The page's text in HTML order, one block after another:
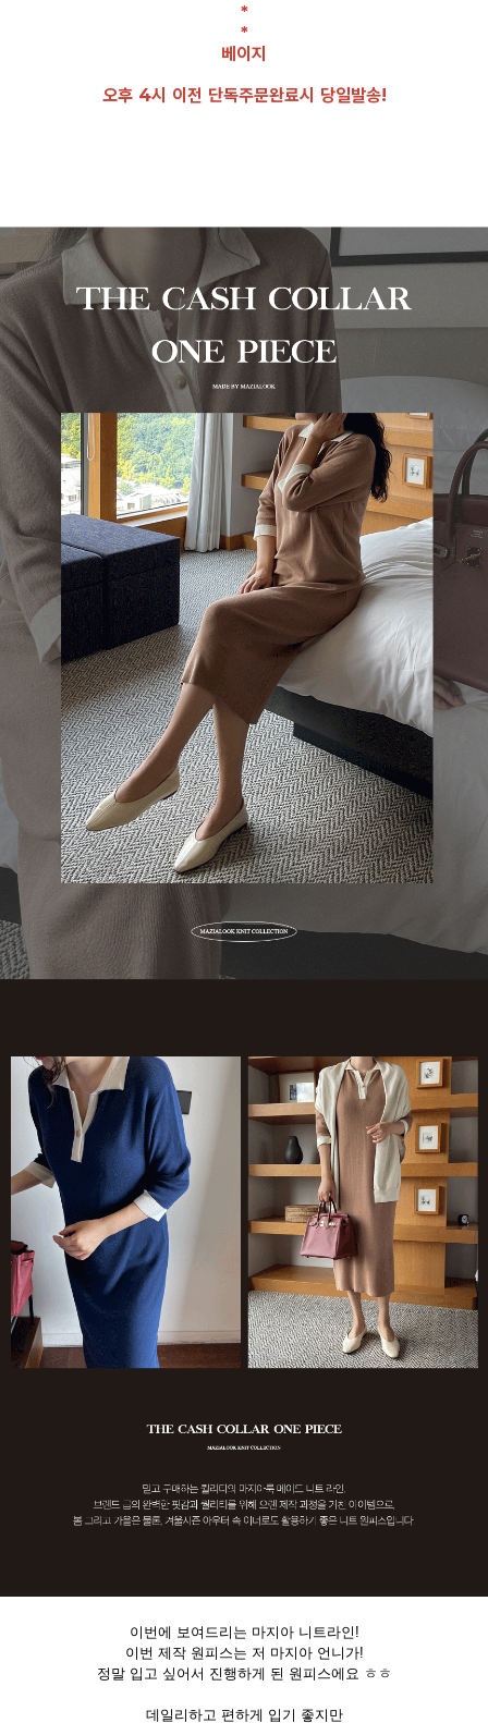
*
*
베이지
오후 4시 이전 단독주문완료시 당일발송!
이번에 보여드리는 마지아 니트라인!
이번 제작 원피스는 저 마지아 언니가!
정말 입고 싶어서 진행하게 된 원피스에요 ㅎㅎ
데일리하고 편하게 입기 좋지만